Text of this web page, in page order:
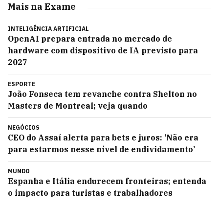
Mais na Exame
INTELIGÊNCIA ARTIFICIAL
OpenAI prepara entrada no mercado de
hardware com dispositivo de IA previsto para
2027
ESPORTE
João Fonseca tem revanche contra Shelton no
Masters de Montreal; veja quando
NEGÓCIOS
CEO do Assaí alerta para bets e juros: ‘Não era
para estarmos nesse nível de endividamento’
MUNDO
Espanha e Itália endurecem fronteiras; entenda
o impacto para turistas e trabalhadores